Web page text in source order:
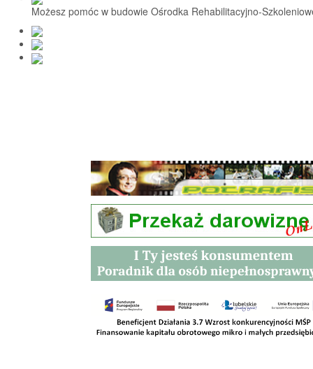
Nasi Beneficjenci
Ośrodek Reh-Szkol
Sprawozdania
Możesz pomóc w budowie Ośrodka Rehabilitacyjno-